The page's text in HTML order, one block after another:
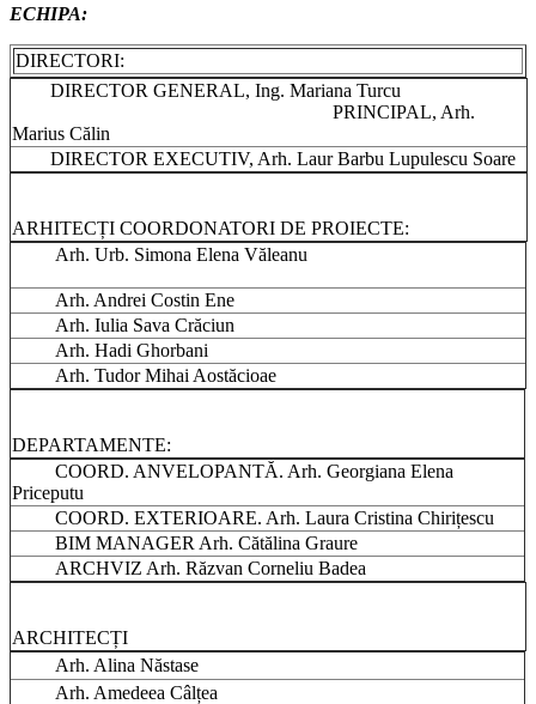
ECHIPA:
DIRECTORI:
DIRECTOR GENERAL, Ing. Mariana Turcu
PRINCIPAL, Arh.
Marius Călin
DIRECTOR EXECUTIV, Arh. Laur Barbu Lupulescu Soare
ARHITECȚI COORDONATORI DE PROIECTE:
Arh. Urb. Simona Elena Văleanu
Arh. Andrei Costin Ene
Arh. Iulia Sava Crăciun
Arh. Hadi Ghorbani
Arh. Tudor Mihai Aostăcioae
DEPARTAMENTE:
COORD. ANVELOPANTĂ. Arh. Georgiana Elena
Priceputu
COORD. EXTERIOARE. Arh. Laura Cristina Chirițescu
BIM MANAGER Arh. Cătălina Graure
ARCHVIZ Arh. Răzvan Corneliu Badea
ARCHITECȚI
Arh. Alina Năstase
Arh. Amedeea Câlțea